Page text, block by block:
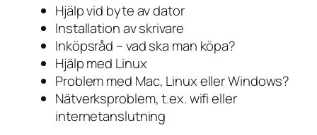
Hjälp vid byte av dator
Installation av skrivare
Inköpsråd – vad ska man köpa?
Hjälp med Linux
Problem med Mac, Linux eller Windows?
Nätverksproblem, t.ex. wifi eller
internetanslutning